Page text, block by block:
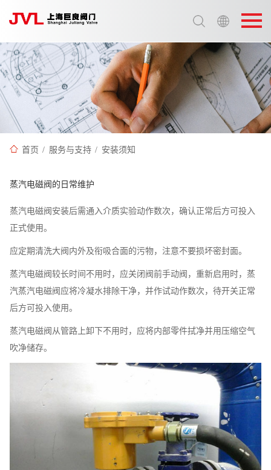
选择语言:
中文 / Chinese
英语 / English
首页 / 服务与支持 / 安装须知
蒸汽电磁阀的日常维护
蒸汽电磁阀安装后需通入介质实验动作数次，确认正常后方可投入
正式使用。
应定期清洗大阀内外及衔吸合面的污物，注意不要损坏密封面。
蒸汽电磁阀较长时间不用时，应关闭阀前手动阀，重新启用时，蒸
汽蒸汽电磁阀应将冷凝水排除干净，并作试动作数次，待开关正常
后方可投入使用。
蒸汽电磁阀从管路上卸下不用时，应将内部零件拭净并用压缩空气
吹净储存。